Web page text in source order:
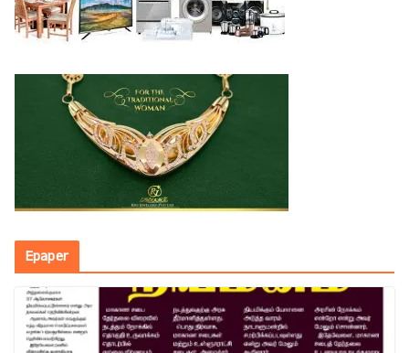
Epaper